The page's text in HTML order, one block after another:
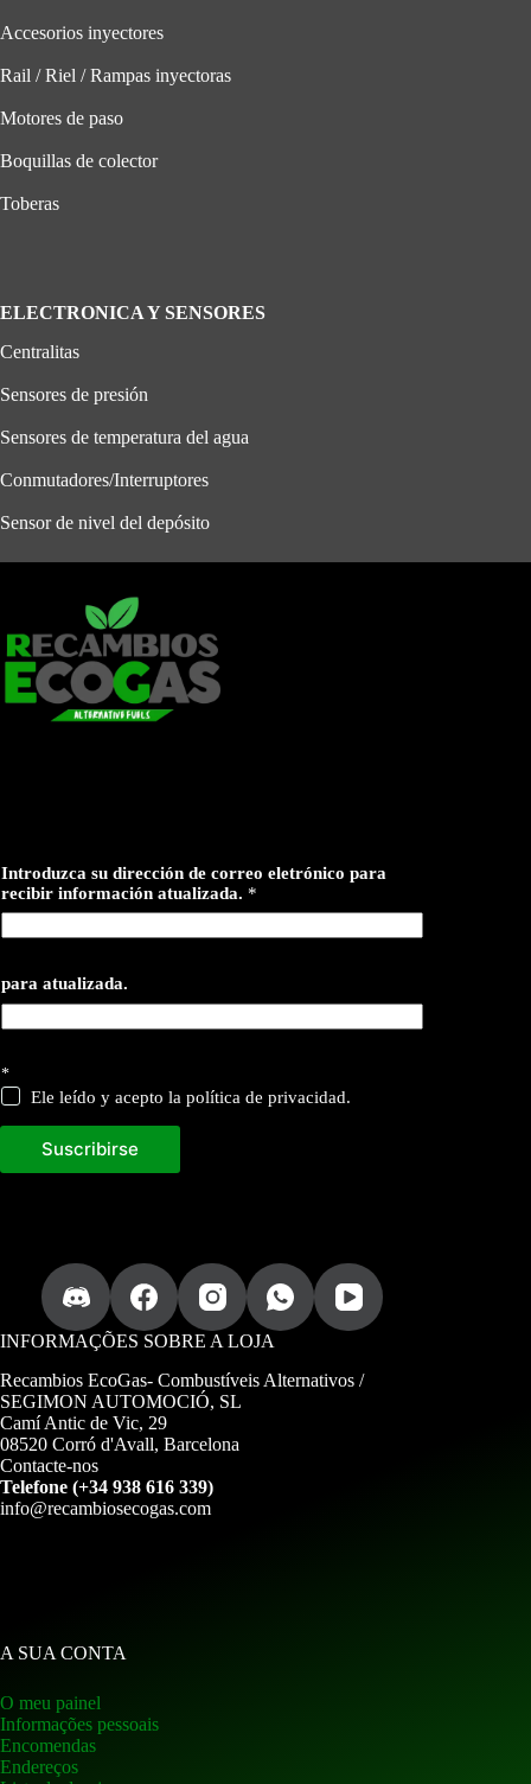
Accesorios inyectores
Rail / Riel / Rampas inyectoras
Motores de paso
Boquillas de colector
Toberas
ELECTRONICA Y SENSORES
Centralitas
Sensores de presión
Sensores de temperatura del agua
Conmutadores/Interruptores
Sensor de nivel del depósito
Introduzca su dirección de correo eletrónico para
recibir información atualizada. *
para atualizada.
*
Ele leído y acepto la política de privacidad.
Suscribirse
INFORMAÇÕES SOBRE A LOJA
Recambios EcoGas- Combustíveis Alternativos /
SEGIMON AUTOMOCIÓ, SL
Camí Antic de Vic, 29
08520 Corró d'Avall, Barcelona
Contacte-nos
Telefone (+34 938 616 339)
info@recambiosecogas.com
A SUA CONTA
O meu painel
Informações pessoais
Encomendas
Endereços